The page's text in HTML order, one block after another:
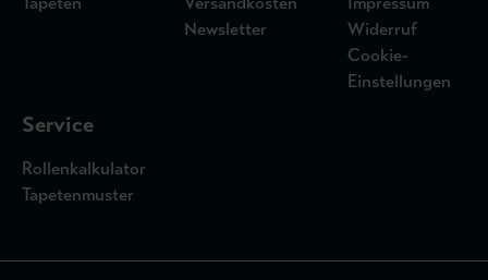
Newsletter
Widerruf
Cookie-
Einstellungen
Service
Rollenkalkulator
Tapetenmuster